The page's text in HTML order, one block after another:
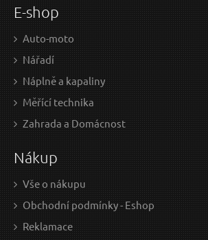
E-shop
Auto-moto
Nářadí
Náplně a kapaliny
Měřící technika
Zahrada a Domácnost
Nákup
Vše o nákupu
Obchodní podmínky - Eshop
Reklamace